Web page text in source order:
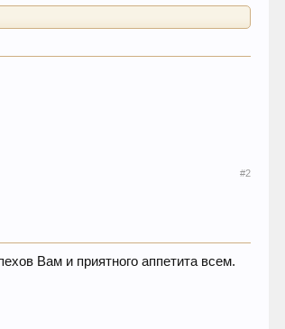
#2
Вам и приятного аппетита всем.